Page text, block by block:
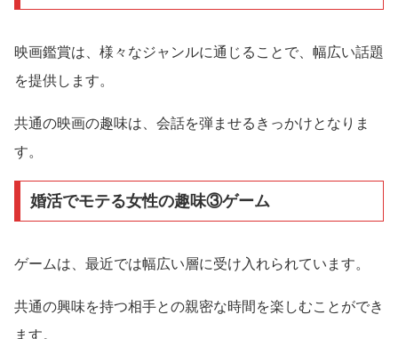
映画鑑賞は、様々なジャンルに通じることで、幅広い話題
を提供します。
共通の映画の趣味は、会話を弾ませるきっかけとなりま
す。
婚活でモテる女性の趣味③ゲーム
ゲームは、最近では幅広い層に受け入れられています。
共通の興味を持つ相手との親密な時間を楽しむことができ
ます。